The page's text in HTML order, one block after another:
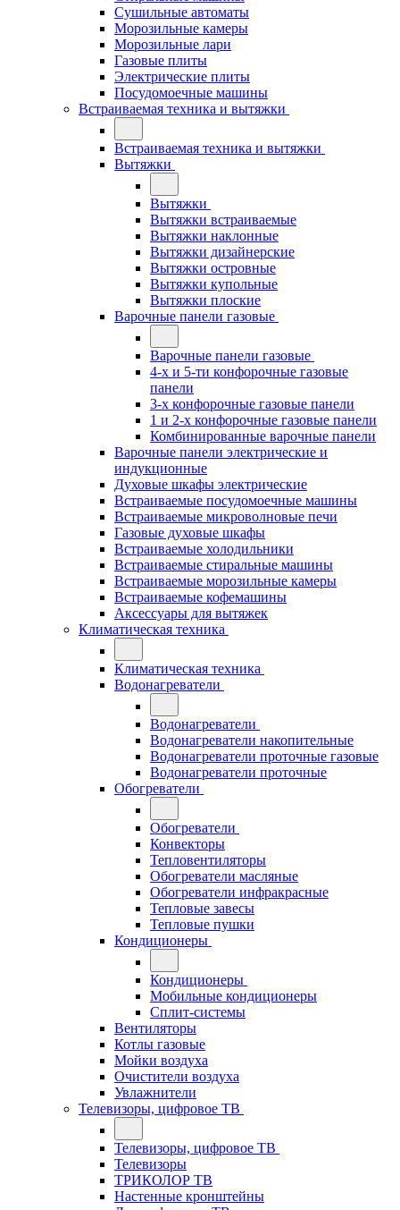
Сушильные автоматы
Морозильные камеры
Морозильные лари
Газовые плиты
Электрические плиты
Посудомоечные машины
Встраиваемая техника и вытяжки
Встраиваемая техника и вытяжки
Вытяжки
Вытяжки
Вытяжки встраиваемые
Вытяжки наклонные
Вытяжки дизайнерские
Вытяжки островные
Вытяжки купольные
Вытяжки плоские
Варочные панели газовые
Варочные панели газовые
4-х и 5-ти конфорочные газовые
панели
3-х конфорочные газовые панели
1 и 2-х конфорочные газовые панели
Комбинированные варочные панели
Варочные панели электрические и
индукционные
Духовые шкафы электрические
Встраиваемые посудомоечные машины
Встраиваемые микроволновые печи
Газовые духовые шкафы
Встраиваемые холодильники
Встраиваемые стиральные машины
Встраиваемые морозильные камеры
Встраиваемые кофемашины
Аксессуары для вытяжек
Климатическая техника
Климатическая техника
Водонагреватели
Водонагреватели
Водонагреватели накопительные
Водонагреватели проточные газовые
Водонагреватели проточные
Обогреватели
Обогреватели
Конвекторы
Тепловентиляторы
Обогреватели масляные
Обогреватели инфракрасные
Тепловые завесы
Тепловые пушки
Кондиционеры
Кондиционеры
Мобильные кондиционеры
Сплит-системы
Вентиляторы
Котлы газовые
Мойки воздуха
Очистители воздуха
Увлажнители
Телевизоры, цифровое ТВ
Телевизоры, цифровое ТВ
Телевизоры
ТРИКОЛОР ТВ
Настенные кронштейны